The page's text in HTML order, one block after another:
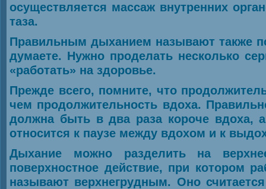
осуществляется массаж внутренних
таза.
Правильным дыханием называют также
думаете. Нужно проделать несколько
«работать» на здоровье.
Прежде всего, помните, что
чем продолжительность вдоха.
должна быть в два раза короче вдоха,
относится к паузе между вдохом и к
Дыхание можно разделить на
поверхностное действие, при котором
называют верхнегрудным. Оно